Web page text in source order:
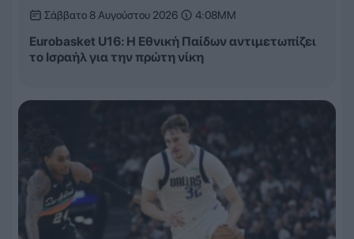
Σάββατο 8 Αυγούστου 2026 4:08ΜΜ
Eurobasket U16: Η Εθνική Παίδων αντιμετωπίζει
το Ισραήλ για την πρώτη νίκη